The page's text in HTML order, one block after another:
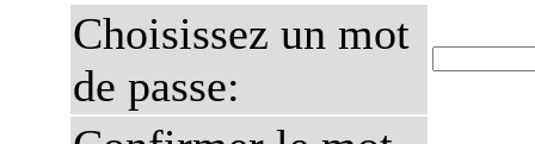
Choisissez un mot
de passe: